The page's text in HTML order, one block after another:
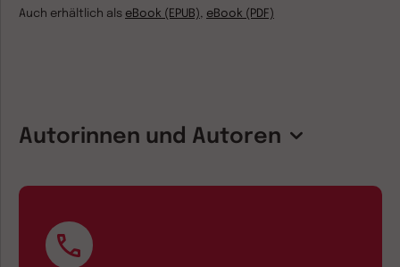
Auch erhältlich als eBook (EPUB), eBook (PDF)
Autorinnen und Autoren